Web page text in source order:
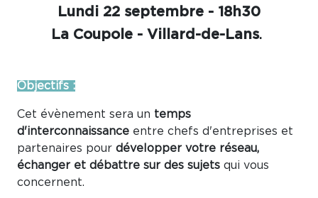
Lundi 22 septembre - 18h30
La Coupole - Villard-de-Lans.
Objectifs :
Cet évènement sera un temps
d'interconnaissance entre chefs d'entreprises et
partenaires pour développer votre réseau,
échanger et débattre sur des sujets qui vous
concernent.